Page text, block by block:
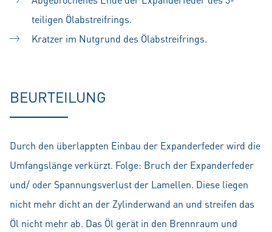
teiligen Ölabstreifrings.
Kratzer im Nutgrund des Ölabstreifrings.
BEURTEILUNG
Durch den überlappten Einbau der Expanderfeder wird die
Umfangslänge verkürzt. Folge: Bruch der Expanderfeder
und/ oder Spannungsverlust der Lamellen. Diese liegen
nicht mehr dicht an der Zylinderwand an und streifen das
Öl nicht mehr ab. Das Öl gerät in den Brennraum und